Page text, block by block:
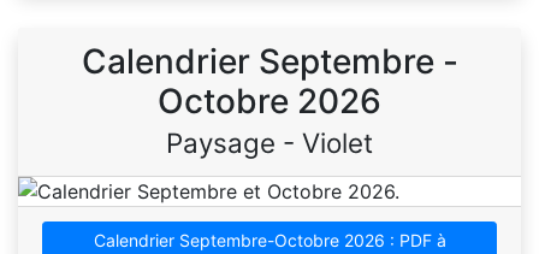
Calendrier Septembre -
Octobre 2026
Paysage - Violet
Calendrier Septembre-Octobre 2026 : PDF à